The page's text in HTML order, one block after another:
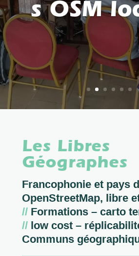
s OSM
Les Libres
Géographes
Francophonie et pays
OpenStreetMap, libre
//Formations – carto
//low cost –
Communs